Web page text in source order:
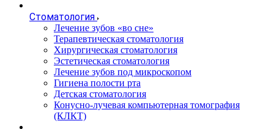
Стоматология
Лечение зубов «во сне»
Терапевтическая стоматология
Хирургическая стоматология
Эстетическая стоматология
Лечение зубов под микроскопом
Гигиена полости рта
Детская стоматология
Конусно-лучевая компьютерная томография
(КЛКТ)